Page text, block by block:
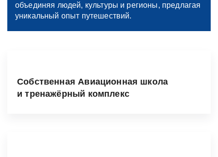
объединяя людей, культуры и регионы, предлагая
уникальный опыт путешествий.
Собственная Авиационная школа
и тренажёрный комплекс